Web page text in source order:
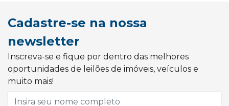
Cadastre-se na nossa
newsletter
Inscreva-se e fique por dentro das melhores
oportunidades de leilões de imóveis, veículos e
muito mais!